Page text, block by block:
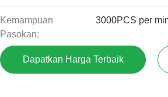
Kemampuan
Pasokan:
3000PCS per
Dapatkan Harga Terbaik